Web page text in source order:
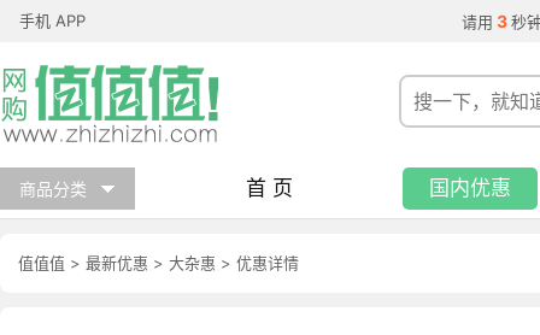
手机 APP 请用 3 秒
商品分类 首 页 国内优惠
值值值 > 最新优惠 > 大杂惠 > 优惠详情